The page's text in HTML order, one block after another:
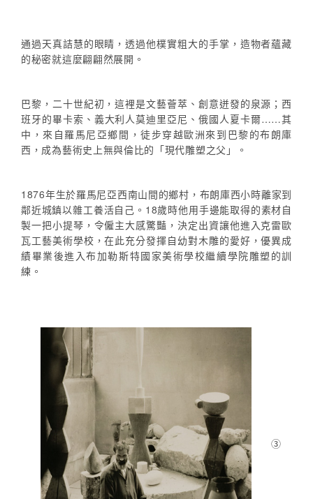
通過天真詰慧的眼睛，透過他樸實粗大的手掌，造物者蘊藏
的秘密就這麼翩翩然展開。
巴黎，二十世紀初，這裡是文藝薈萃、創意迸發的泉源；西
班牙的畢卡索、義大利人莫迪里亞尼、俄國人夏卡爾……其
中，來自羅馬尼亞鄉間，徒步穿越歐洲來到巴黎的布朗庫
西，成為藝術史上無與倫比的「現代雕塑之父」。
1876年生於羅馬尼亞西南山間的鄉村，布朗庫西小時離家到
鄰近城鎮以雜工養活自己。18歲時他用手邊能取得的素材自
製一把小提琴，令僱主大感驚豔，決定出資讓他進入克雷歐
瓦工藝美術學校，在此充分發揮自幼對木雕的愛好，優異成
績畢業後進入布加勒斯特國家美術學校繼續學院雕塑的訓
練。
③